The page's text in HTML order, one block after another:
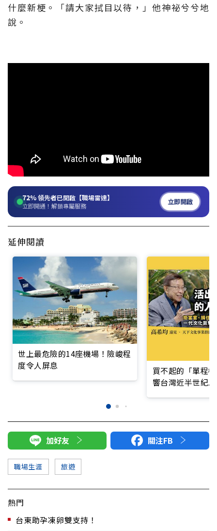
什麼新梗。「請大家拭目以待，」他神祕兮兮地
說。
72%領先者已開啟【職場雷達】
立即開通！解鎖專屬服務 立即開啟
延伸閱讀
世上最危險的14座機場！險峻程
度令人屏息
買不起的「單程
響台灣近半世紀
加好友 關注FB
職場生涯 旅遊
熱門
台東助孕凍卵雙支持！